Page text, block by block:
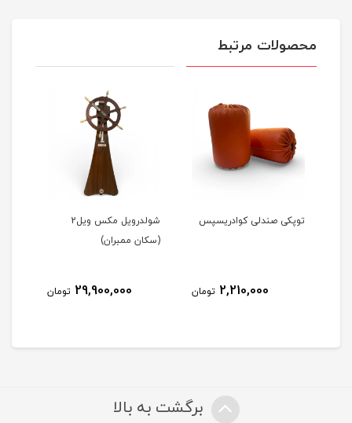
محصولات مرتبط
توپکی صندلی کوادریسپس
2,210,000 تومان
شولدرویل مکس ویل2
(سکان ممبران)
29,900,000 تومان
برگشت به بالا